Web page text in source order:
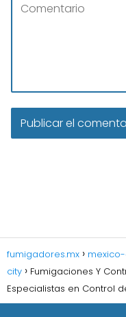
fumigadores.mx
city
Fumigaciones Y
Especialistas en Control